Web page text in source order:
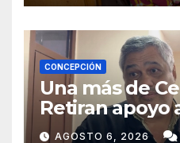
CONCEPCIÓN
Una más de
Retiran apoyo
Concepción
AGOSTO 6, 2026